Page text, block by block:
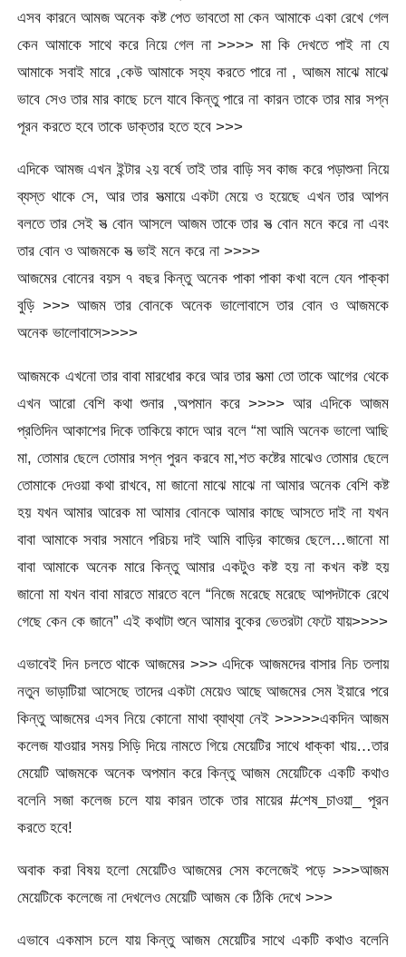
এসব কারনে আমজ অনেক কষ্ট পেত ভাবতো মা কেন আমাকে একা রেখে গেল
কেন আমাকে সাথে করে নিয়ে গেল না >>>> মা কি দেখতে পাই না যে
আমাকে সবাই মারে ,কেউ আমাকে সহ্য করতে পারে না , আজম মাঝে মাঝে
ভাবে সেও তার মার কাছে চলে যাবে কিন্তু পারে না কারন তাকে তার মার সপ্ন
পূরন করতে হবে তাকে ডাক্তার হতে হবে >>>
এদিকে আমজ এখন ইন্টার ২য় বর্ষে তাই তার বাড়ি সব কাজ করে পড়াশুনা নিয়ে
ব্যস্ত থাকে সে, আর তার সত্‍মায়ে একটা মেয়ে ও হয়েছে এখন তার আপন
বলতে তার সেই সত্‍ বোন আসলে আজম তাকে তার সত্‍ বোন মনে করে না এবং
তার বোন ও আজমকে সত্‍ ভাই মনে করে না >>>>
আজমের বোনের বয়স ৭ বছর কিন্তু অনেক পাকা পাকা কখা বলে যেন পাক্কা
বুড়ি >>> আজম তার বোনকে অনেক ভালোবাসে তার বোন ও আজমকে
অনেক ভালোবাসে>>>>
আজমকে এখনো তার বাবা মারধোর করে আর তার সত্‍মা তো তাকে আগের থেকে
এখন আরো বেশি কথা শুনার ,অপমান করে >>>> আর এদিকে আজম
প্রতিদিন আকাশের দিকে তাকিয়ে কাদে আর বলে “মা আমি অনেক ভালো আছি
মা, তোমার ছেলে তোমার সপ্ন পুরন করবে মা,শত কষ্টের মাঝেও তোমার ছেলে
তোমাকে দেওয়া কথা রাখবে, মা জানো মাঝে মাঝে না আমার অনেক বেশি কষ্ট
হয় যখন আমার আরেক মা আমার বোনকে আমার কাছে আসতে দাই না যখন
বাবা আমাকে সবার সমানে পরিচয় দাই আমি বাড়ির কাজের ছেলে…জানো মা
বাবা আমাকে অনেক মারে কিন্তু আমার একটুও কষ্ট হয় না কখন কষ্ট হয়
জানো মা যখন বাবা মারতে মারতে বলে “নিজে মরেছে মরেছে আপদটাকে রেথে
গেছে কেন কে জানে” এই কথাটা শুনে আমার বুকের ভেতরটা ফেটে যায়>>>>
এভাবেই দিন চলতে থাকে আজমের >>> এদিকে আজমদের বাসার নিচ তলায়
নতুন ভাড়াটিয়া আসেছে তাদের একটা মেয়েও আছে আজমের সেম ইয়ারে পরে
কিন্তু আজমের এসব নিয়ে কোনো মাথা ব্যাথ্যা নেই >>>>>একদিন আজম
কলেজ যাওয়ার সময় সিড়ি দিয়ে নামতে গিয়ে মেয়েটির সাথে ধাক্কা খায়…তার
মেয়েটি আজমকে অনেক অপমান করে কিন্তু আজম মেয়েটিকে একটি কথাও
বলেনি সজা কলেজ চলে যায় কারন তাকে তার মায়ের #শেষ_চাওয়া_ পূরন
করতে হবে!
অবাক করা বিষয় হলো মেয়েটিও আজমের সেম কলেজেই পড়ে >>>আজম
মেয়েটিকে কলেজে না দেখলেও মেয়েটি আজম কে ঠিকি দেখে >>>
এভাবে একমাস চলে যায় কিন্তু আজম মেয়েটির সাথে একটি কথাও বলেনি